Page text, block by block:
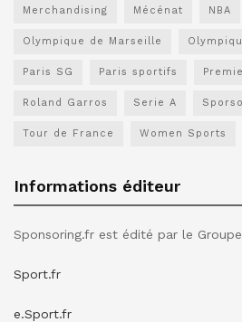
Merchandising Mécénat NBA
Olympique de Marseille
Paris SG Paris sportifs
Roland Garros Serie A
Tour de France Women Sports
Informations éditeur
Sponsoring.fr est édité par le Groupe
Sport.fr
e.Sport.fr